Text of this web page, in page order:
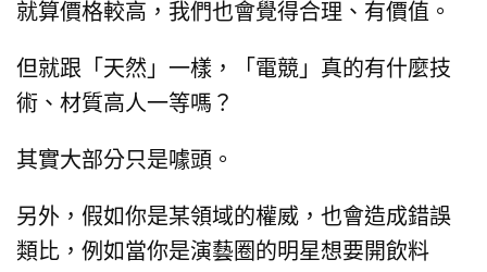
就算價格較高，我們也會覺得合理、有價值。
但就跟「天然」一樣， 「電競」 真的有什麼技
術、材質高人一等嗎？
其實大部分只是噱頭。
另外，假如你是某領域的權威， 也會造成錯誤
類比， 例如當你是演藝圈的明星想要開飲料